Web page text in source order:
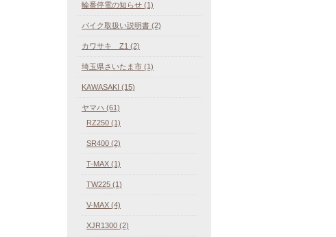
輪番停電の知らせ (1)
バイク取扱い説明書 (2)
カワサキ Z1 (2)
埼玉県さいたま市 (1)
KAWASAKI (15)
ヤマハ (61)
RZ250 (1)
SR400 (2)
T-MAX (1)
TW225 (1)
V-MAX (4)
XJR1300 (2)